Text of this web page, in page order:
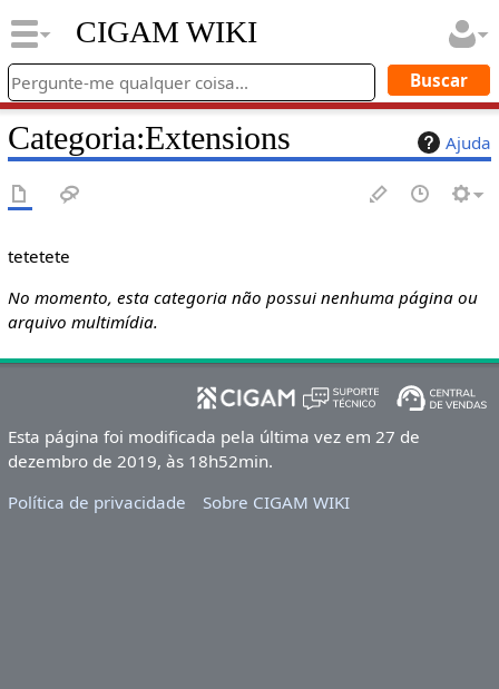
CIGAM WIKI
Ajuda
Categoria:Extensions
tetetete
No momento, esta categoria não possui nenhuma página ou
arquivo multimídia.
Esta página foi modificada pela última vez em 27 de
dezembro de 2019, às 18h52min.
Política de privacidade
Sobre CIGAM WIKI